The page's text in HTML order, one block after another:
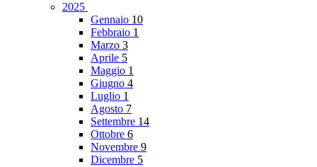
2025
Gennaio 10
Febbraio 1
Marzo 3
Aprile 5
Maggio 1
Giugno 4
Luglio 1
Agosto 7
Settembre 14
Ottobre 6
Novembre 9
Dicembre 5